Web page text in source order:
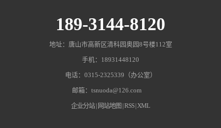
189-3144-8120
地址：唐山市高新区清科园奥园8号楼112室
手机：18931448120
电话：0315-2325339（办公室）
邮箱：tsnuoda@126.com
企业分站| 网站地图 |RSS|XML